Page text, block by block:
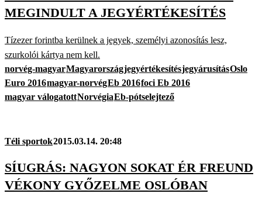
MEGINDULT A JEGYÉRTÉKESÍTÉS
Tízezer forintba kerülnek a jegyek, személyi azonosítás lesz,
szurkolói kártya nem kell.
norvég-magyarMagyarországjegyértékesítésjegyárusításOslo
Euro 2016magyar-norvégEb 2016foci Eb 2016
magyar válogatottNorvégiaEb-pótselejtező
Téli sportok2015.03.14. 20:48
SÍUGRÁS: NAGYON SOKAT ÉR FREUND
VÉKONY GYŐZELME OSLÓBAN